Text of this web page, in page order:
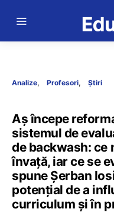
Analize Profesori Știri
Aș începe
sistemul de
de backwash: ce
învață, iar ce se
spune Șerban
potențial de a
curriculum și în